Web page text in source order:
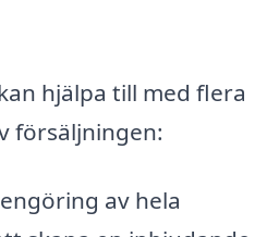
hjälpa till med flera
försäljningen:
av hela